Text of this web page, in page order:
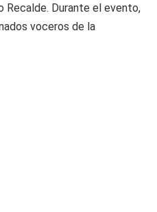
Recalde. Durante el evento,
voceros de la